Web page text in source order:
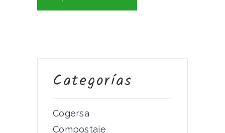
Categorías
Cogersa
Compostaje